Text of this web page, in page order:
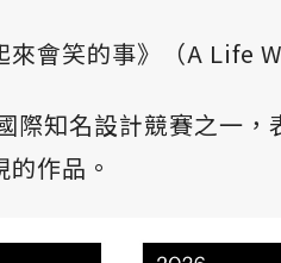
來會笑的事》（A Life
知名設計競賽之一，
作品。